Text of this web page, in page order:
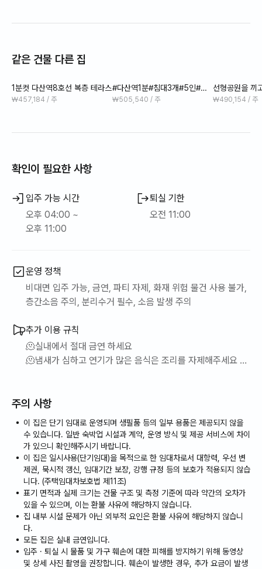
@구리농수산물시장 자차로6분거리
주변 환경과 풍경도 매우 좋고 편안해요
@입주는 비대면으로 진행됩니다
@계약하시면 문자나 전화로 안내해드림
@입실은 모두 4인까지 사용가능하세요
솔,휴지)와 종량제봉지는 개인이 챙겨오셔야 해요
@퇴실전 설거지와 쓰레기분리는 꼭 해주세요
@흡연은 귀찮더라도 실외에서 꼭 해주세요
@너무 시끄러운 파티나 고성방가는 안되요
{특별히 반려동물을 입주하는 만큼 작은 소형 반려동물2아이까지
만 가능하고 동반출입시 추가특수청소비10만원 추가로 받습니다,
동의없이 동반출입시 보증금반환이 절대로 안되니 꼭 체크해주세
🌈퇴실직전에 설거지와 쓰레기 폐기는 꼭 필수입니다🙏
겨울에도 외출,출근시 보일러를 외출기능으로 퇴실시에는 전원을
같은 건물 다른 집
1분컷 다산역8호선 복층 테라스
₩457,184 / 주
#다산역1분#침대3개#5인#호
텔형오피스텔#복층#잠실23분
₩505,540 / 주
선형공원을 끼
고의 깨끗한 신
₩490,154 / 주
확인이 필요한 사항
입주 가능 시간
오후 04:00 ~
오후 11:00
퇴실 기한
오전 11:00
운영 정책
비대면 입주 가능, 금연, 파티 자제, 화재 위험 물건 사용 불가,
층간소음 주의, 분리수거 필수, 소음 발생 주의
추가 이용 규칙
🫠실내에서 절대 금연 하세요
🫠냄새가 심하고 연기가 많은 음식은 조리를 자제해주세요
주의 사항
이 집은 단기 임대로 운영되며 생필품 등의 일부 용품은 제공되지 않을
수 있습니다. 일반 숙박업 시설과 계약, 운영 방식 및 제공 서비스에 차이
가 있으니 확인해주시기 바랍니다.
이 집은 일시사용(단기임대)을 목적으로 한 임대차로서 대항력, 우선 변
제권, 묵시적 갱신, 임대기간 보장, 강행 규정 등의 보호가 적용되지 않습
니다. (주택임대차보호법 제11조)
표기 면적과 실제 크기는 건물 구조 및 측정 기준에 따라 약간의 오차가
있을 수 있으며, 이는 환불 사유에 해당하지 않습니다.
집 내부 시설 문제가 아닌 외부적 요인은 환불 사유에 해당하지 않습니
다.
모든 집은 실내 금연입니다.
입주 · 퇴실 시 물품 및 가구 훼손에 대한 피해를 방지하기 위해 동영상
및 상세 사진 촬영을 권장합니다. 훼손이 발생한 경우, 추가 요금이 발생